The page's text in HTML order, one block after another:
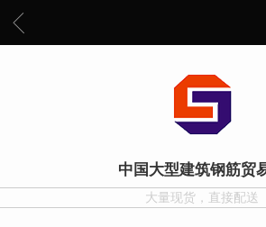
中国大型建筑钢筋贸
大量现货，直接配送